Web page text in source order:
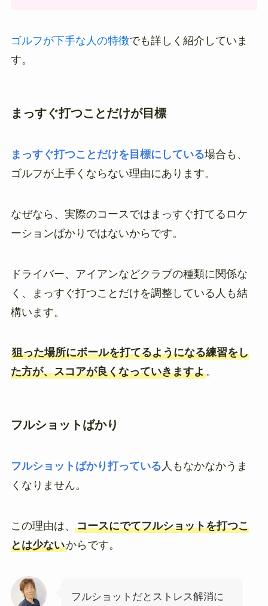
ゴルフが下手な人の特徴でも詳しく紹介していま
す。
まっすぐ打つことだけが目標
まっすぐ打つことだけを目標にしている場合も、
ゴルフが上手くならない理由にあります。
なぜなら、実際のコースではまっすぐ打てるロケ
ーションばかりではないからです。
ドライバー、アイアンなどクラブの種類に関係な
く、まっすぐ打つことだけを調整している人も結
構います。
狙った場所にボールを打てるようになる練習をし
た方が、スコアが良くなっていきますよ。
フルショットばかり
フルショットばかり打っている 人もなかなかうま
くなりません。
この理由は、 コースにでてフルショットを打つこ
とは少ないからです。
フルショットだとストレス解消に